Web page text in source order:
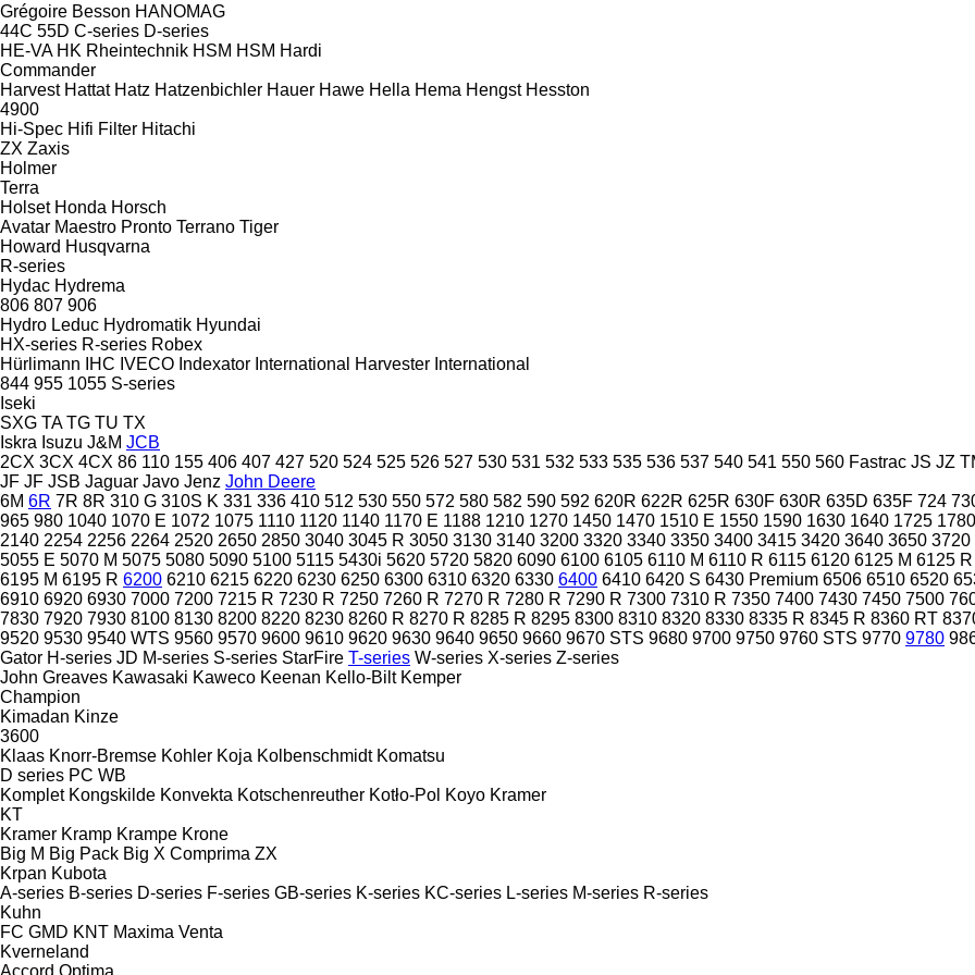
Grégoire Besson HANOMAG
44C 55D C-series D-series
HE-VA HK Rheintechnik HSM HSM Hardi
Commander
Harvest Hattat Hatz Hatzenbichler Hauer Hawe Hella Hema Hengst Hesston
4900
Hi-Spec Hifi Filter Hitachi
ZX Zaxis
Holmer
Terra
Holset Honda Horsch
Avatar Maestro Pronto Terrano Tiger
Howard Husqvarna
R-series
Hydac Hydrema
806 807 906
Hydro Leduc Hydromatik Hyundai
HX-series R-series Robex
Hürlimann
IHC IVECO Indexator International Harvester International
844 955 1055 S-series
Iseki
SXG TA TG TU TX
Iskra Isuzu J&M JCB
2CX 3CX 4CX 86 110 155 406 407 427 520 524 525 526 527 530 531 532 533 535 536 537 540 541 550 560 Fastrac JS JZ
JF JF JSB Jaguar Javo Jenz John Deere
6M 6R 7R 8R 310 G 310S K 331 336 410 512 530 550 572 580 582 590 592 620R 622R 625R 630F 630R 635D 635F 724
965 980 1040 1070 E 1072 1075 1110 1120 1140 1170 E 1188 1210 1270 1450 1470 1510 E 1550 1590 1630 1640 1725 1780
2140 2254 2256 2264 2520 2650 2850 3040 3045 R 3050 3130 3140 3200 3320 3340 3350 3400 3415 3420 3640 3650 3720
5055 E 5070 M 5075 5080 5090 5100 5115 5430i 5620 5720 5820 6090 6100 6105 6110 M 6110 R 6115 6120 6125 M 6125 R
6195 M 6195 R 6200 6210 6215 6220 6230 6250 6300 6310 6320 6330 6400 6410 6420 S 6430 Premium 6506 6510 6520
6910 6920 6930 7000 7200 7215 R 7230 R 7250 7260 R 7270 R 7280 R 7290 R 7300 7310 R 7350 7400 7430 7450 7500
7830 7920 7930 8100 8130 8200 8220 8230 8260 R 8270 R 8285 R 8295 8300 8310 8320 8330 8335 R 8345 R 8360 RT
9520 9530 9540 WTS 9560 9570 9600 9610 9620 9630 9640 9650 9660 9670 STS 9680 9700 9750 9760 STS 9770 9780
Gator H-series JD M-series S-series StarFire T-series W-series X-series Z-series
John Greaves Kawasaki Kaweco Keenan Kello-Bilt Kemper
Champion
Kimadan Kinze
3600
Klaas Knorr-Bremse Kohler Koja Kolbenschmidt Komatsu
D series PC WB
Komplet Kongskilde Konvekta Kotschenreuther Kotło-Pol Koyo Kramer
KT
Kramer Kramp Krampe Krone
Big M Big Pack Big X Comprima ZX
Krpan Kubota
A-series B-series D-series F-series GB-series K-series KC-series L-series M-series R-series
Kuhn
FC GMD KNT Maxima Venta
Kverneland
Accord Optima